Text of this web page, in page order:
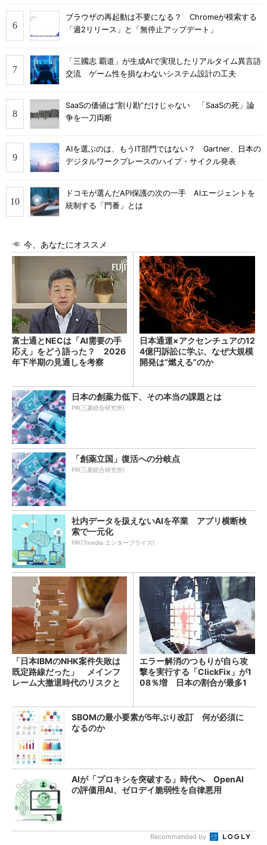
ブラウザの再起動は不要になる？ Chromeが模索する
「週2リリース」と「無停止アップデート」
「三國志 覇道」が生成AIで実現したリアルタイム異言語
交流 ゲーム性を損なわないシステム設計の工夫
SaaSの価値は“割り勘”だけじゃない 「SaaSの死」論
争を一刀両断
AIを選ぶのは、もうIT部門ではない？ Gartner、日本の
デジタルワークプレースのハイプ・サイクル発表
ドコモが選んだAPI保護の次の一手 AIエージェントを
統制する「門番」とは
今、あなたにオススメ
富士通とNECは「AI需要の手
応え」をどう語った？ 2026
年下半期の見通しを考察
日本通運×アクセンチュアの12
4億円訴訟に学ぶ、なぜ大規模
開発は“燃える”のか
日本の創薬力低下、その本当の課題とは
PR(三菱総合研究所)
「創薬立国」復活への分岐点
PR(三菱総合研究所)
社内データを扱えないAIを卒業 アプリ横断検
索で一元化
PR(ITmedia エンタープライズ)
「日本IBMのNHK案件失敗は
既定路線だった」 メインフ
レーム大撤退時代のリスクと
エラー解消のつもりが自ら攻
撃を実行する「ClickFix」が1
08％増 日本の割合が最多1
SBOMの最小要素が5年ぶり改訂 何が必須に
なるのか
AIが「プロキシを突破する」時代へ OpenAI
の評価用AI、ゼロデイ脆弱性を自律悪用
Recommended by